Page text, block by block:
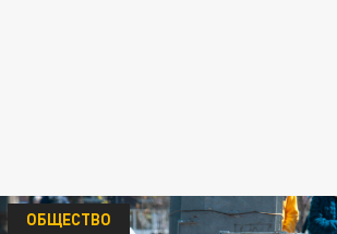
ОБЩЕСТВО